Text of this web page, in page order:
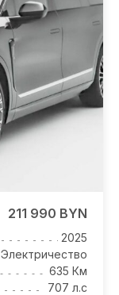
211 990 BYN
2025
Электричество
635 Км
707 л.с